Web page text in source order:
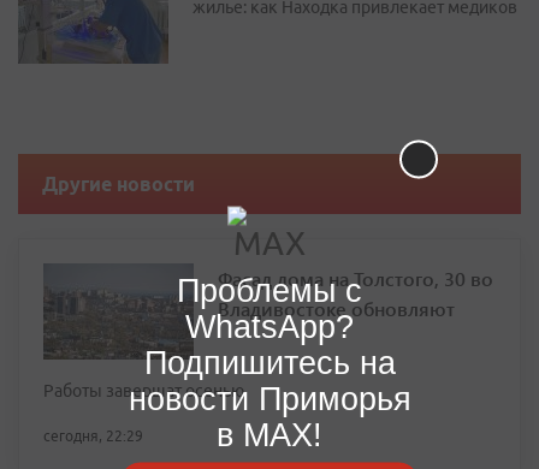
жилье: как Находка привлекает медиков
Другие новости
Фасад дома на Толстого, 30 во
Владивостоке обновляют
Работы завершат осенью
сегодня, 22:29
Проблемы с
WhatsApp?
Подпишитесь на
новости Приморья
в MAX!